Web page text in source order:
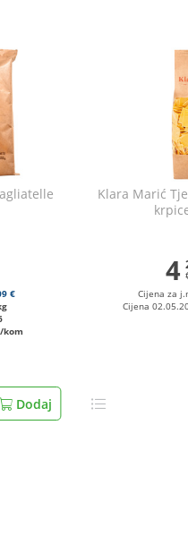
€
kom
Dodaj
Klara Marić
4
Cijena za
Cijena